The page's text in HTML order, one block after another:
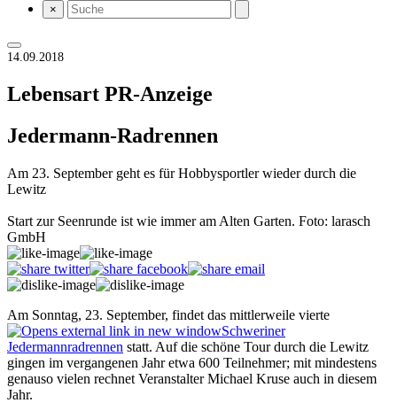
×
14.09.2018
Lebensart PR-Anzeige
Jedermann-Radrennen
Am 23. September geht es für Hobbysportler wieder durch die
Lewitz
Start zur Seenrunde ist wie immer am Alten Garten. Foto: larasch
GmbH
Am Sonntag, 23. September, findet das mittlerweile vierte
Schweriner
Jedermannradrennen statt. Auf die schöne Tour durch die Lewitz
gingen im vergangenen Jahr etwa 600 Teilnehmer; mit mindestens
genauso vielen rechnet Veranstalter Michael Kruse auch in diesem
Jahr.